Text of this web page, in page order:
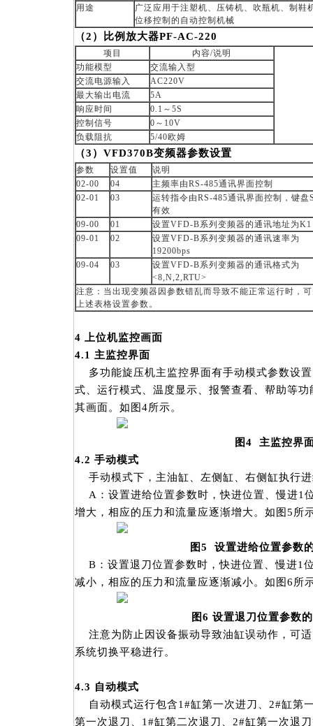
用途
广泛应用于注塑机、压铸机、吹瓶机、制
位移控制的自动控制机械
（2 ）比例放大器PF-AC-220
项目
内容/说明
功能模型
交流输入型
交流电源输入
AC220V
最大输出电流
5A
响应时间
0.1～5S
控制信号
0～10V
负载阻抗
5/40欧姆
（3 ） VFD370B变频器参数设置
参数 设置值
说明
02-00
04
主频率由RS-485通讯界面控制
02-01
03
运转指令由RS-485通讯界面控制，键盘
有效
09-00
01
设置VFD-B系列变频器的通讯地址为K1
09-01
02
设置VFD-B系列变频器的通讯速率为
19200bps
09-04
03
设置VFD-B系列变频器的通讯格式为
<8,N,2,RTU>
注意：当出现变频器因参数错乱而导致不能正常运行时，
上述表格设置参数。
4 上位机监控画面
4.1 主监控界面
多功能旋压机主监控界面有手动模式参数设
式、运行模式、温度显示、报警查看、帮助等
其画面。如图4所示。
图4 主监控界
4.2 手动模式
手动模式下，主油缸、左侧缸、右侧缸执行
A：设置进给位置参数时，快进位置、慢进1
增大，相应的压力和流量应逐渐增大。如图5所
图5 设置进给位置参数
B：设置退刀位置参数时，快进位置、慢进1
减小，相应的压力和流量应逐渐减小。如图6所
图6 设置退刀位置参数
注意为防止因设备振动导致油缸误动作，可
系统切换平稳进行。
4.3 自动模式
自动模式运行包含1#缸第一次进刀、2#缸第
第一次退刀、1#缸第二次退刀、2#缸第一次退